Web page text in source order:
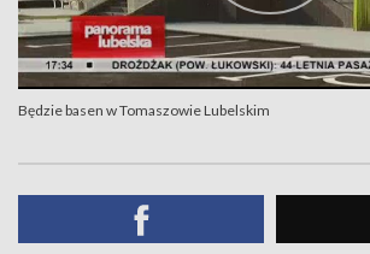
Będzie basen w Tomaszowie Lubelskim